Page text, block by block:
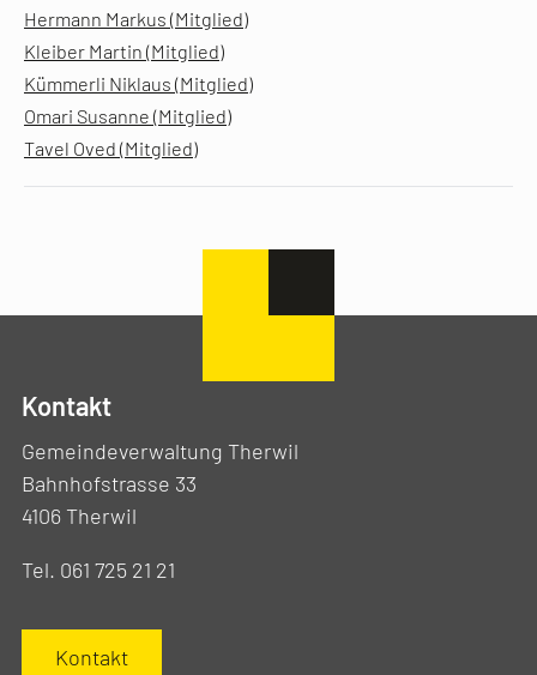
Hermann Markus (Mitglied)
Kleiber Martin (Mitglied)
Kümmerli Niklaus (Mitglied)
Omari Susanne (Mitglied)
Tavel Oved (Mitglied)
Kontakt
Gemeindeverwaltung Therwil
Bahnhofstrasse 33
4106 Therwil
Tel. 061 725 21 21
Kontakt